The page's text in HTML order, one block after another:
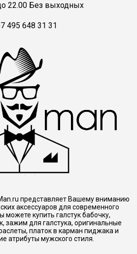
22.00 Без выходных
495 648 31 31
представляет Вашему вниманию
аксессуаров для современного
купить галстук бабочку,
зажим для галстука, оригинальные
платок в карман пиджака и
атрибуты мужского стиля.